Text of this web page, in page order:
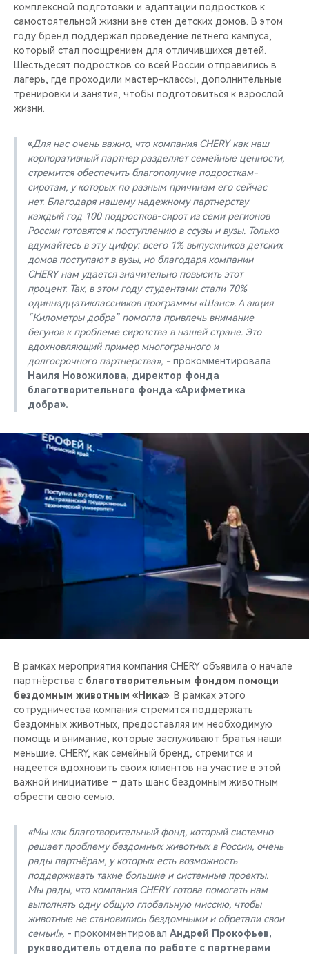
комплексной подготовки и адаптации подростков к
самостоятельной жизни вне стен детских домов. В этом
году бренд поддержал проведение летнего кампуса,
который стал поощрением для отличившихся детей.
Шестьдесят подростков со всей России отправились в
лагерь, где проходили мастер-классы, дополнительные
тренировки и занятия, чтобы подготовиться к взрослой
жизни.
«Для нас очень важно, что компания CHERY как наш
корпоративный партнер разделяет семейные ценности,
стремится обеспечить благополучие подросткам-
сиротам, у которых по разным причинам его сейчас
нет. Благодаря нашему надежному партнерству
каждый год 100 подростков-сирот из семи регионов
России готовятся к поступлению в ссузы и вузы. Только
вдумайтесь в эту цифру: всего 1% выпускников детских
домов поступают в вузы, но благодаря компании
CHERY нам удается значительно повысить этот
процент. Так, в этом году студентами стали 70%
одиннадцатиклассников программы «Шанс». А акция
“Километры добра” помогла привлечь внимание
бегунов к проблеме сиротства в нашей стране. Это
вдохновляющий пример многогранного и
долгосрочного партнерства», - прокомментировала
Наиля Новожилова, директор фонда
благотворительного фонда «Арифметика
добра».
В рамках мероприятия компания CHERY объявила о начале
партнёрства с благотворительным фондом помощи
бездомным животным «Ника». В рамках этого
сотрудничества компания стремится поддержать
бездомных животных, предоставляя им необходимую
помощь и внимание, которые заслуживают братья наши
меньшие. СHERY, как семейный бренд, стремится и
надеется вдохновить своих клиентов на участие в этой
важной инициативе – дать шанс бездомным животным
обрести свою семью.
«Мы как благотворительный фонд, который системно
решает проблему бездомных животных в России, очень
рады партнёрам, у которых есть возможность
поддерживать такие большие и системные проекты.
Мы рады, что компания CHERY готова помогать нам
выполнять одну общую глобальную миссию, чтобы
животные не становились бездомными и обретали свои
семьи!», - прокомментировал Андрей Прокофьев,
руководитель отдела по работе с партнерами